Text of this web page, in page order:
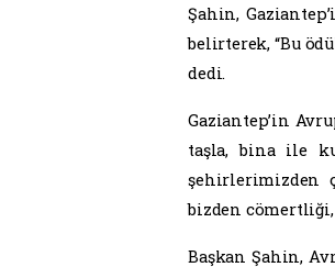
dayanışma
dayanışma
getirdi.